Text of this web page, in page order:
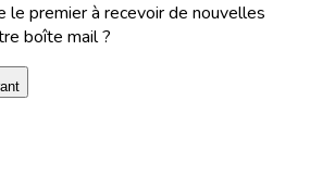
le premier à recevoir de nouvelles
boîte mail ?